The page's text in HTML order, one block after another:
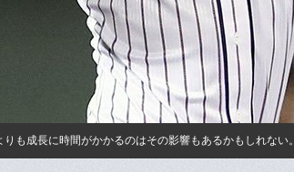
も成長に時間がかかるのはその影響もあるかもしれない。